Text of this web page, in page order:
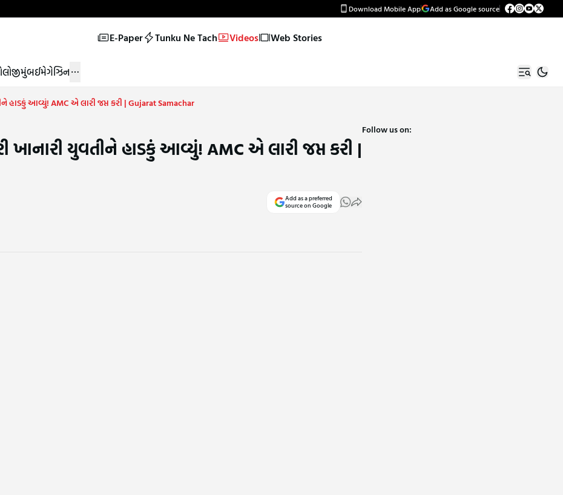
Download Mobile App Add as Google source
E-Paper Tunku Ne Tach Videos Web Stories
મુંબઈમેગેઝિન
હાડકું આવ્યું! AMC એ લારી જપ્ત કરી | Gujarat Samachar
ખાનારી યુવતીને હાડકું આવ્યું! AMC એ લારી જપ્ત કરી |
Add as a preferred
source on Google
Follow us on: